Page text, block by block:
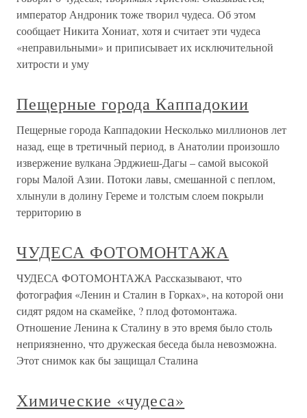
император Андроник тоже творил чудеса. Об этом
сообщает Никита Хониат, хотя и считает эти чудеса
«неправильными» и приписывает их исключительной
хитрости и уму
Пещерные города Каппадокии
Пещерные города Каппадокии Несколько миллионов лет
назад, еще в третичный период, в Анатолии произошло
извержение вулкана Эрджиеш-Дагы – самой высокой
горы Малой Азии. Потоки лавы, смешанной с пеплом,
хлынули в долину Гереме и толстым слоем покрыли
территорию в
ЧУДЕСА ФОТОМОНТАЖА
ЧУДЕСА ФОТОМОНТАЖА Рассказывают, что
фотография «Ленин и Сталин в Горках», на которой они
сидят рядом на скамейке, ? плод фотомонтажа.
Отношение Ленина к Сталину в это время было столь
неприязненно, что дружеская беседа была невозможна.
Этот снимок как бы защищал Сталина
Химические «чудеса»